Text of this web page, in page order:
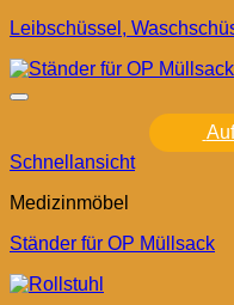
Leibschüssel,
Schnellansicht
Medizinmöbel
Ständer für OP Müllsack